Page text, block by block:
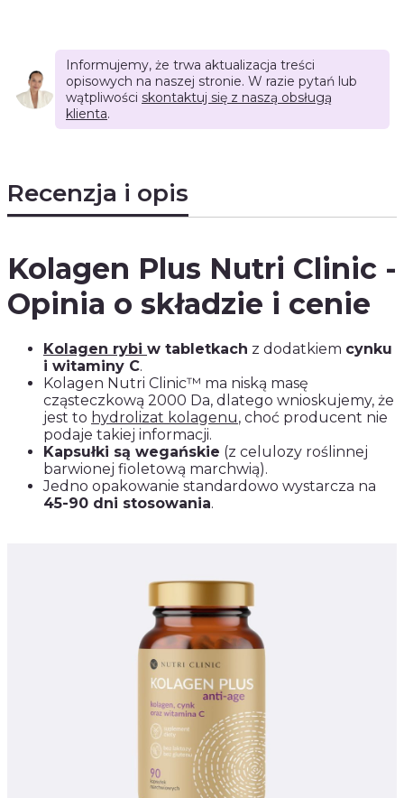
Informujemy, że trwa aktualizacja treści
opisowych na naszej stronie. W razie pytań lub
wątpliwości skontaktuj się z naszą obsługą
klienta.
Recenzja i opis
Kolagen Plus Nutri Clinic -
Opinia o składzie i cenie
Kolagen rybi w tabletkach z dodatkiem cynku
i witaminy C.
Kolagen Nutri Clinic™ ma niską masę
cząsteczkową 2000 Da, dlatego wnioskujemy, że
jest to hydrolizat kolagenu, choć producent nie
podaje takiej informacji.
Kapsułki są wegańskie (z celulozy roślinnej
barwionej fioletową marchwią).
Jedno opakowanie standardowo wystarcza na
45-90 dni stosowania.